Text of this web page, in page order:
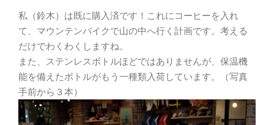
私（鈴木）は既に購入済です！これにコーヒーを入れ
て、マウンテンバイクで山の中へ行く計画です。考える
だけでわくわくしますね。
また、ステンレスボトルほどではありませんが、保温機
能を備えたボトルがもう一種類入荷しています。（写真
手前から３本）